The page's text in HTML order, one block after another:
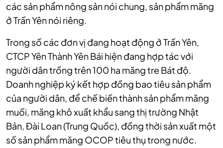
các sản phẩm nông sản nói chung, sản phẩm măng
ở Trấn Yên nói riêng.
Trong số các đơn vị đang hoạt động ở Trấn Yên,
CTCP Yên Thành Yên Bái hiện đang hợp tác với
người dân trồng trên 100 ha măng tre Bát độ.
Doanh nghiệp ký kết hợp đồng bao tiêu sản phẩm
của người dân, để chế biến thành sản phẩm măng
muối, măng khô xuất khẩu sang thị trường Nhật
Bản, Đài Loan (Trung Quốc), đồng thời sản xuất một
số sản phẩm măng OCOP tiêu thụ trong nước.